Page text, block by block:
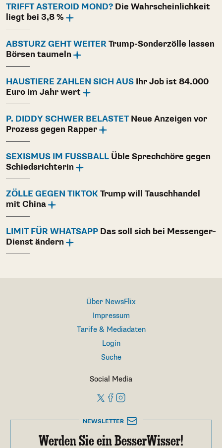
TRIFFT ASTEROID MOND? Die Wahrscheinlichkeit
liegt bei 3,8 %
ABSTURZ GEHT WEITER Trump-Sonderzölle lassen
Börsen taumeln
HAUSTIERE ZAHLEN SICH AUS Ihr Job ist 84.000
Euro im Jahr wert
P. DIDDY SCHWER BELASTETNeue Anzeigen vor
Prozess gegen Rapper
SEXISMUS IM FUSSBALL
Üble Sprechchöre gegen
Schiedsrichterin
ZÖLLE GEGEN TIKTOK Trump will Tauschhandel
mit China
LIMIT FÜR WHATSAPP Das soll sich bei Messenger-
Dienst ändern
Über NewsFlix
Impressum
Tarife & Mediadaten
Login
Suche
Social Media
NEWSLETTER
Werden Sie ein BesserWisser!